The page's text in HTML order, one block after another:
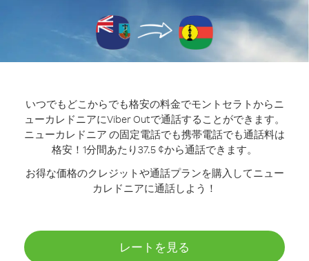
いつでもどこからでも格安の料金でモントセラトからニ
ューカレドニアにViber Outで通話することができます。
ニューカレドニア の固定電話でも携帯電話でも通話料は
格安！1分間あたり37.5 ¢から通話できます。
お得な価格のクレジットや通話プランを購入してニュー
カレドニアに通話しよう！
レートを見る